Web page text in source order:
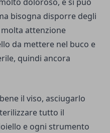
bisogna disporre degli
attenzione
da mettere nel buco e
quindi ancora
il viso, asciugarlo
tutto il
e ogni strumento